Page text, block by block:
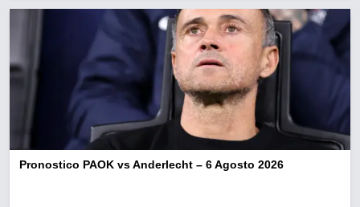
Pronostico PAOK vs Anderlecht – 6 Agosto 2026